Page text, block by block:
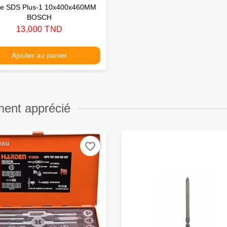
SDS Plus-1 10x400x460MM
BOSCH
Prix
13,000 TND
Ajouter au panier
apprécié
favorite_border